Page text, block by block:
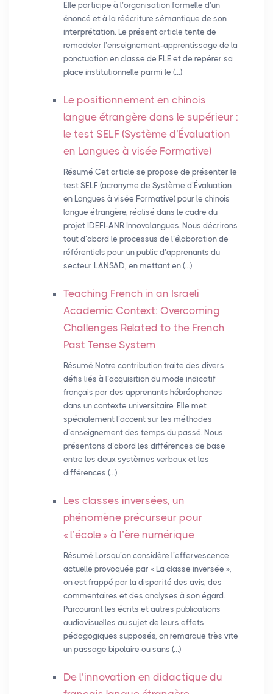
Elle participe à l’organisation formelle d’un
énoncé et à la réécriture sémantique de son
interprétation. Le présent article tente de
remodeler l’enseignement-apprentissage de la
ponctuation en classe de FLE et de repérer sa
place institutionnelle parmi le (…)
Le positionnement en chinois
langue étrangère dans le supérieur :
le test SELF (Système d’Évaluation
en Langues à visée Formative)
Résumé Cet article se propose de présenter le
test SELF (acronyme de Système d’Évaluation
en Langues à visée Formative) pour le chinois
langue étrangère, réalisé dans le cadre du
projet IDEFI-ANR Innovalangues. Nous décrirons
tout d’abord le processus de l’élaboration de
référentiels pour un public d’apprenants du
secteur LANSAD, en mettant en (…)
Teaching French in an Israeli
Academic Context: Overcoming
Challenges Related to the French
Past Tense System
Résumé Notre contribution traite des divers
défis liés à l’acquisition du mode indicatif
français par des apprenants hébréophones
dans un contexte universitaire. Elle met
spécialement l’accent sur les méthodes
d’enseignement des temps du passé. Nous
présentons d’abord les différences de base
entre les deux systèmes verbaux et les
différences (…)
Les classes inversées, un
phénomène précurseur pour
« l’école » à l’ère numérique
Résumé Lorsqu’on considère l’effervescence
actuelle provoquée par « La classe inversée »,
on est frappé par la disparité des avis, des
commentaires et des analyses à son égard.
Parcourant les écrits et autres publications
audiovisuelles au sujet de leurs effets
pédagogiques supposés, on remarque très vite
un passage bipolaire ou sans (…)
De l’innovation en didactique du